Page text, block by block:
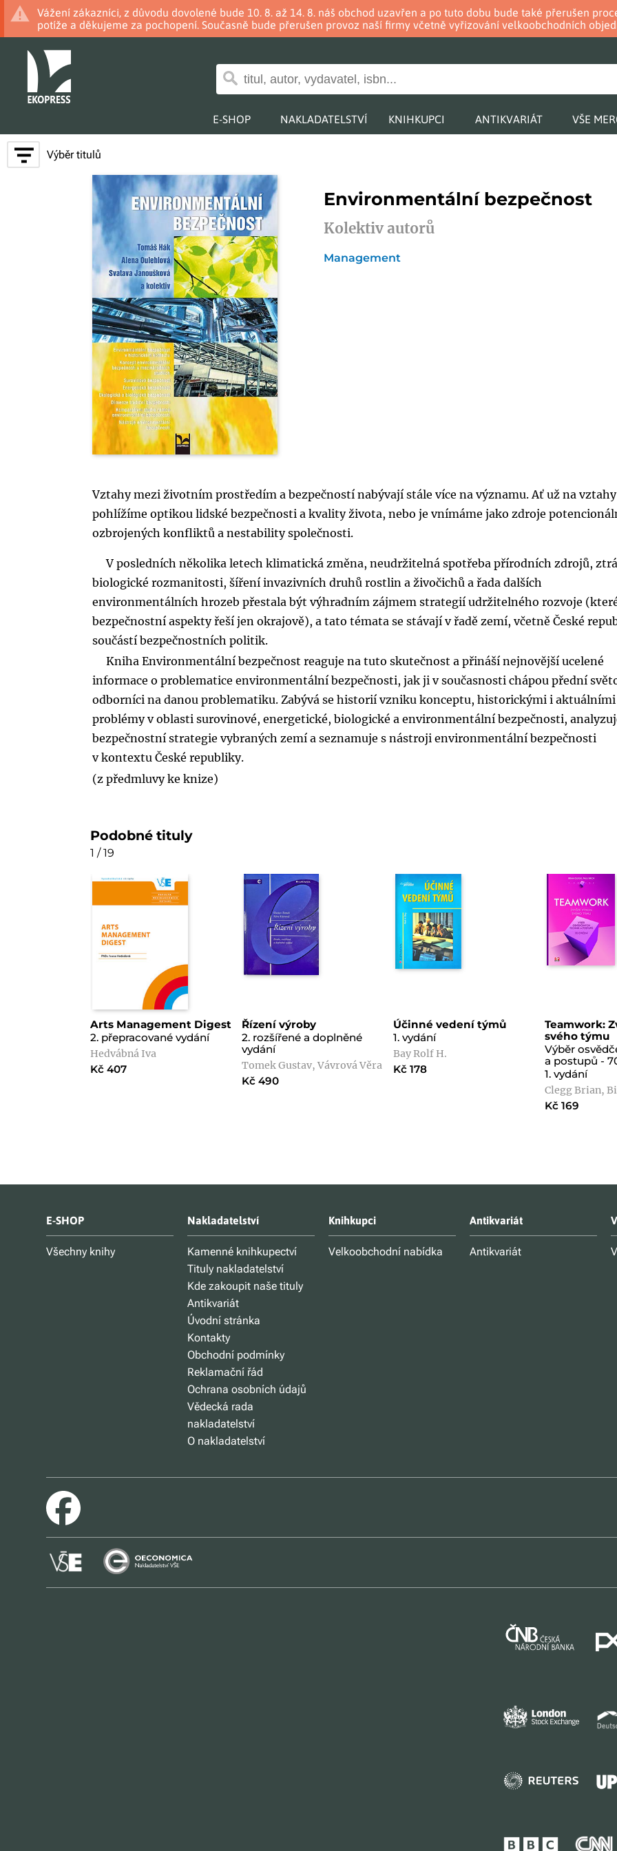
Vážení zákazníci, z důvodu dovolené bude 10. 8. až 14. 8. náš obchod uzavřen a po tuto dobu bude také přerušen
potíže a děkujeme za pochopení. Současně bude přerušen provoz naší firmy včetně vyřizování velkoobchodních
E-SHOP NAKLADATELSTVÍ KNIHKUPCI ANTIKVARIÁT VŠE
Výběr titulů
Environmentální bezpečnost
Kolektiv autorů
Management
Vztahy mezi životním prostředím a bezpečností nabývají stále více na významu. Ať už na vztahy
pohlížíme optikou lidské bezpečnosti a kvality života, nebo je vnímáme jako zdroje
ozbrojených konfliktů a nestability společnosti.
V posledních několika letech klimatická změna, neudržitelná spotřeba přírodních zdrojů,
biologické rozmanitosti, šíření invazivních druhů rostlin a živočichů a řada dalších
environmentálních hrozeb přestala být výhradním zájmem strategií udržitelného rozvoje
bezpečnostní aspekty řeší jen okrajově), a tato témata se stávají v řadě zemí, včetně České
součástí bezpečnostních politik.
Kniha Environmentální bezpečnost reaguje na tuto skutečnost a přináší nejnovější ucelené
informace o problematice environmentální bezpečnosti, jak ji v současnosti chápou přední
odborníci na danou problematiku. Zabývá se historií vzniku konceptu, historickými i aktuálními
problémy v oblasti surovinové, energetické, biologické a environmentální bezpečnosti,
bezpečnostní strategie vybraných zemí a seznamuje s nástroji environmentální bezpečnosti
v kontextu České republiky.
(z předmluvy ke knize)
Podobné tituly
1 / 19
Arts Management Digest
2. přepracované vydání
Hedvábná Iva
Kč 407
Řízení výroby
2. rozšířené a doplněné
vydání
Tomek Gustav, Vávrová Věra
Kč 490
Účinné vedení týmů
1. vydání
Bay Rolf H.
Kč 178
Teamwork:
svého týmu
Výběr
a postupů -
1. vydání
Clegg Brian,
Kč 169
E-SHOP
Všechny knihy
Nakladatelství
Kamenné knihkupectví
Tituly nakladatelství
Kde zakoupit naše tituly
Antikvariát
Úvodní stránka
Kontakty
Obchodní podmínky
Reklamační řád
Ochrana osobních údajů
Vědecká rada
nakladatelství
O nakladatelství
Knihkupci
Velkoobchodní nabídka
Antikvariát
Antikvariát